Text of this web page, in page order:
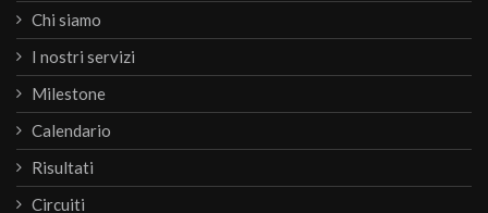
Chi siamo
I nostri servizi
Milestone
Calendario
Risultati
Circuiti